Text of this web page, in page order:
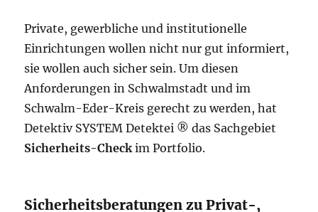
Private, gewerbliche und institutionelle
Einrichtungen wollen nicht nur gut informiert,
sie wollen auch sicher sein. Um diesen
Anforderungen in Schwalmstadt und im
Schwalm-Eder-Kreis gerecht zu werden, hat
Detektiv SYSTEM Detektei ® das Sachgebiet
Sicherheits-Checkim Portfolio.
Sicherheitsberatungen zu Privat-,